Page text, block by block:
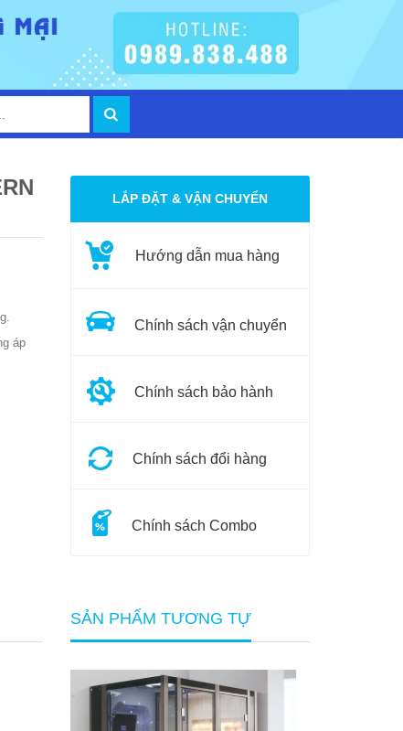
áp
LẮP ĐẶT & VẬN CHUYỂN
Hướng dẫn mua hàng
Chính sách vận chuyển
Chính sách bảo hành
Chính sách đổi hàng
Chính sách Combo
SẢN PHẨM TƯƠNG TỰ